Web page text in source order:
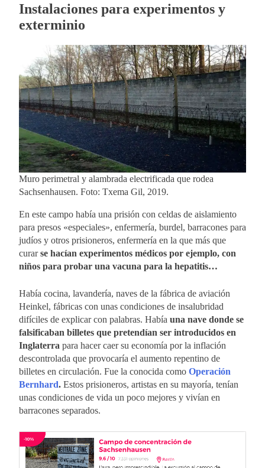
Instalaciones para experimentos y
exterminio
Muro perimetral y alambrada electrificada que rodea
Sachsenhausen. Foto: Txema Gil, 2019.
En este campo había una prisión con celdas de aislamiento
para presos «especiales», enfermería, burdel, barracones para
judíos y otros prisioneros, enfermería en la que más que
curarse hacían experimentos médicos por ejemplo, con
niños para probar una vacuna para la hepatitis…
Había cocina, lavandería, naves de la fábrica de aviación
Heinkel, fábricas con unas condiciones de insalubridad
difíciles de explicar con palabras. Había una nave donde se
falsificaban billetes que pretendían ser introducidos en
Inglaterra para hacer caer su economía por la inflación
descontrolada que provocaría el aumento repentino de
billetes en circulación. Fue la conocida como Operación
Bernhard. Estos prisioneros, artistas en su mayoría, tenían
unas condiciones de vida un poco mejores y vivían en
barracones separados.